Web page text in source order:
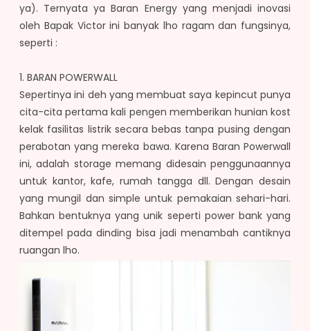
ya). Ternyata ya Baran Energy yang menjadi inovasi
oleh Bapak Victor ini banyak lho ragam dan fungsinya,
seperti :
1. BARAN POWERWALL
Sepertinya ini deh yang membuat saya kepincut punya
cita-cita pertama kali pengen memberikan hunian kost
kelak fasilitas listrik secara bebas tanpa pusing dengan
perabotan yang mereka bawa. Karena Baran Powerwall
ini, adalah storage memang didesain penggunaannya
untuk kantor, kafe, rumah tangga dll. Dengan desain
yang mungil dan simple untuk pemakaian sehari-hari.
Bahkan bentuknya yang unik seperti power bank yang
ditempel pada dinding bisa jadi menambah cantiknya
ruangan lho.